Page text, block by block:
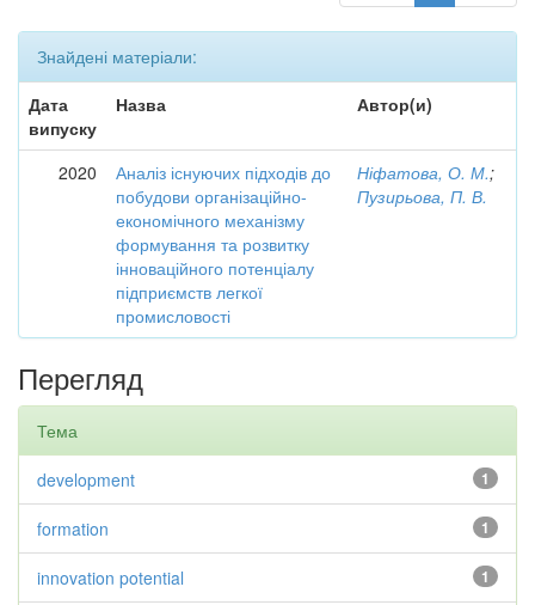
Знайдені матеріали:
Дата
випуску
Назва Автор(и)
2020
Аналіз існуючих підходів до
побудови організаційно-
економічного механізму
формування та розвитку
інноваційного потенціалу
підприємств легкої
промисловості
Ніфатова, О. М.;
Пузирьова, П. В.
Перегляд
Тема
1
development
1
formation
1
innovation potential